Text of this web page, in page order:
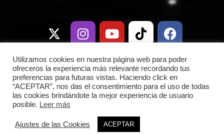
t
w
i
t
t
e
r
n
s
t
a
g
r
a
o
u
t
u
b
e
i
k
o
k
F
a
c
e
b
o
o
k
e
l
e
g
r
a
m
h
a
t
s
a
p
p
i
s
o
r
d
Copyright © 2026 Frontera Espacial |
fronteraespacial.com|Política de privacidad
Utilizamos cookies en nuestra página web para poder
ofreceros la experiencia más relevante recordando tus
preferencias para futuras vistas. Haciendo click en
“ACEPTAR”, nos das el consentimiento para el uso de todas
las cookies brindándote la mejor experiencia de usuario
posible. Leer más
Ajustes de las Cookies ACEPTAR